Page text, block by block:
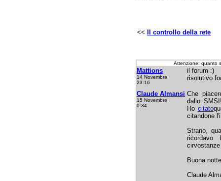
<< Il controllo della rete
Attenzione: quanto
Mattions
14 Novembre
23:16
il forum :)
risolutivo
Claude Almansi
15 Novembre
0:34
Che
dallo
Ho citato
citandone
Strano,
Buona notte
Claude